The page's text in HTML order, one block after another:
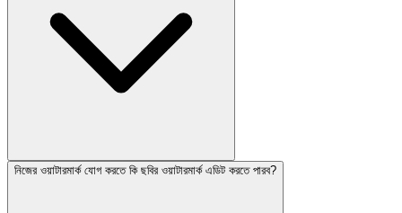
নিজের ওয়াটারমার্ক যোগ করতে কি ছবির ওয়াটারমার্ক এডিট করতে পারব?